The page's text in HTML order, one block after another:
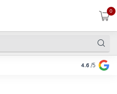
0
In 3 Raten
4.6 /5